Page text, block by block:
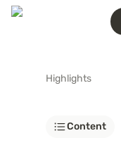
Highlights
Content